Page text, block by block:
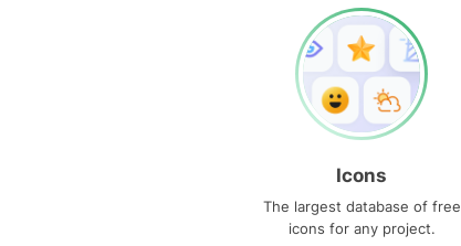
Icons
The largest database of free
icons for any project.